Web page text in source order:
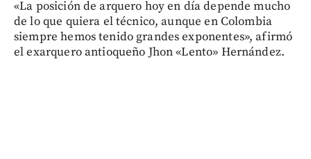
«La posición de arquero hoy en día depende mucho
de lo que quiera el técnico, aunque en Colombia
siempre hemos tenido grandes exponentes», afirmó
el exarquero antioqueño Jhon «Lento» Hernández.